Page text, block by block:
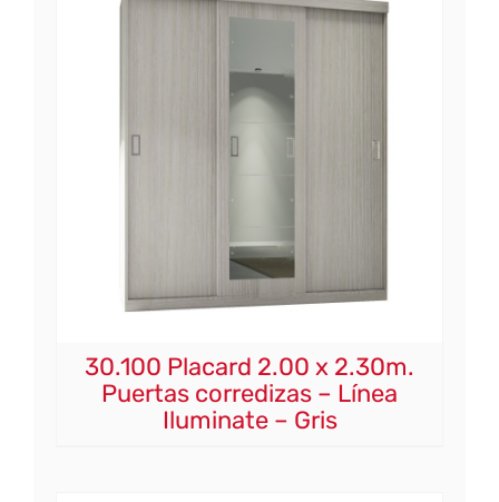
30.100 Placard 2.00 x 2.30m.
Puertas corredizas – Línea
Iluminate – Gris